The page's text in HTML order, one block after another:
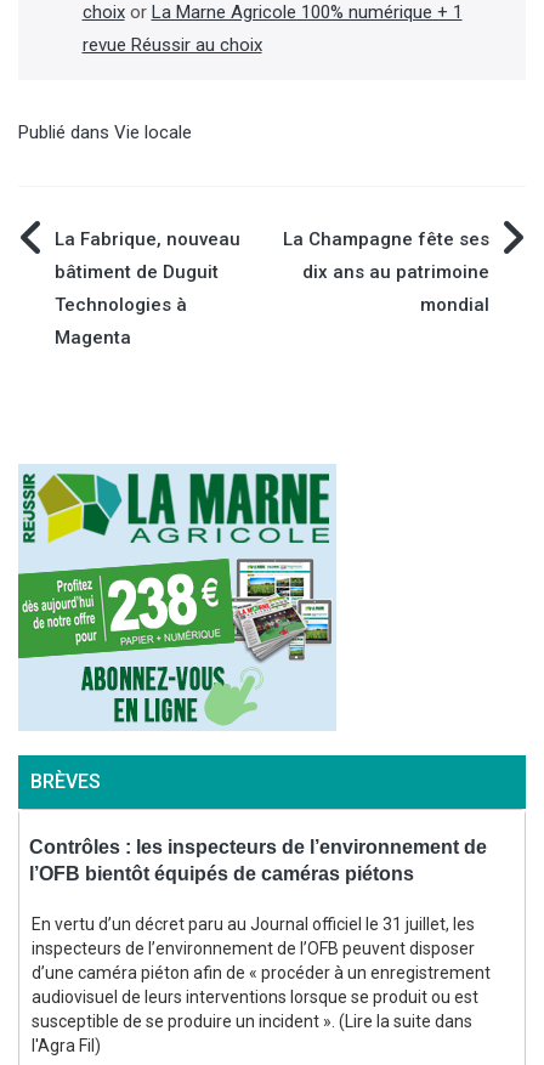
choixor La Marne Agricole 100% numérique + 1
revue Réussir au choix
Publié dans Vie locale
Navigation
de
l’article
La Fabrique, nouveau
bâtiment de Duguit
Technologies à
Magenta
La Champagne fête ses
dix ans au patrimoine
mondial
BRÈVES
Contrôles : les inspecteurs de l’environnement de
l’OFB bientôt équipés de caméras piétons
En vertu d’un décret paru au Journal officiel le 31 juillet, les
inspecteurs de l’environnement de l’OFB peuvent disposer
d’une caméra piéton afin de « procéder à un enregistrement
audiovisuel de leurs interventions lorsque se produit ou est
susceptible de se produire un incident ». (Lire la suite dans
l'Agra Fil)